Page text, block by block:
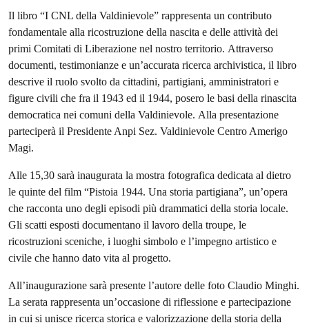
Il libro “I CNL della Valdinievole” rappresenta un contributo
fondamentale alla ricostruzione della nascita e delle attività dei
primi Comitati di Liberazione nel nostro territorio. Attraverso
documenti, testimonianze e un’accurata ricerca archivistica, il libro
descrive il ruolo svolto da cittadini, partigiani, amministratori e
figure civili che fra il 1943 ed il 1944, posero le basi della rinascita
democratica nei comuni della Valdinievole. Alla presentazione
parteciperà il Presidente Anpi Sez. Valdinievole Centro Amerigo
Magi.
Alle 15,30 sarà inaugurata la mostra fotografica dedicata al dietro
le quinte del film “Pistoia 1944. Una storia partigiana”, un’opera
che racconta uno degli episodi più drammatici della storia locale.
Gli scatti esposti documentano il lavoro della troupe, le
ricostruzioni sceniche, i luoghi simbolo e l’impegno artistico e
civile che hanno dato vita al progetto.
All’inaugurazione sarà presente l’autore delle foto Claudio Minghi.
La serata rappresenta un’occasione di riflessione e partecipazione
in cui si unisce ricerca storica e valorizzazione della storia della